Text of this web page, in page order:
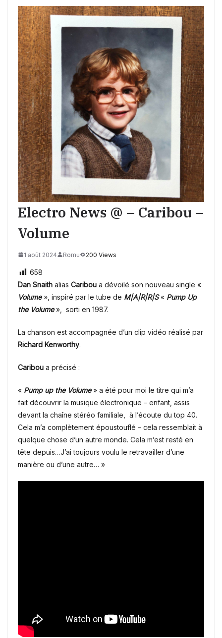
Electro News @ – Caribou –
Volume
1 août 2024 Romu 200 Views
658
Dan Snaith alias Caribou a dévoilé son nouveau single «
Volume», inspiré par le tube de M|A|R|R|S« Pump Up
the Volume », sorti en 1987.
La chanson est accompagnée d’un clip vidéo réalisé par
Richard Kenworthy.
Caribou a précisé :
« Pump up the Volume» a été pour moi le titre qui m’a
fait découvrir la musique électronique – enfant, assis
devant la chaîne stéréo familiale, à l’écoute du top 40.
Cela m’a complètement époustouflé – cela ressemblait à
quelque chose d’un autre monde. Cela m’est resté en
tête depuis…J’ai toujours voulu le retravailler d’une
manière ou d’une autre… »